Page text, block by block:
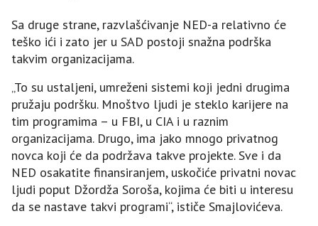
Sa druge strane, razvlašćivanje NED-a relativno će
teško ići i zato jer u SAD postoji snažna podrška
takvim organizacijama.
„To su ustaljeni, umreženi sistemi koji jedni drugima
pružaju podršku. Mnoštvo ljudi je steklo karijere na
tim programima – u FBI, u CIA i u raznim
organizacijama. Drugo, ima jako mnogo privatnog
novca koji će da podržava takve projekte. Sve i da
NED osakatite finansiranjem, uskočiće privatni novac
ljudi poput Džordža Soroša, kojima će biti u interesu
da se nastave takvi programi“, ističe Smajlovićeva.